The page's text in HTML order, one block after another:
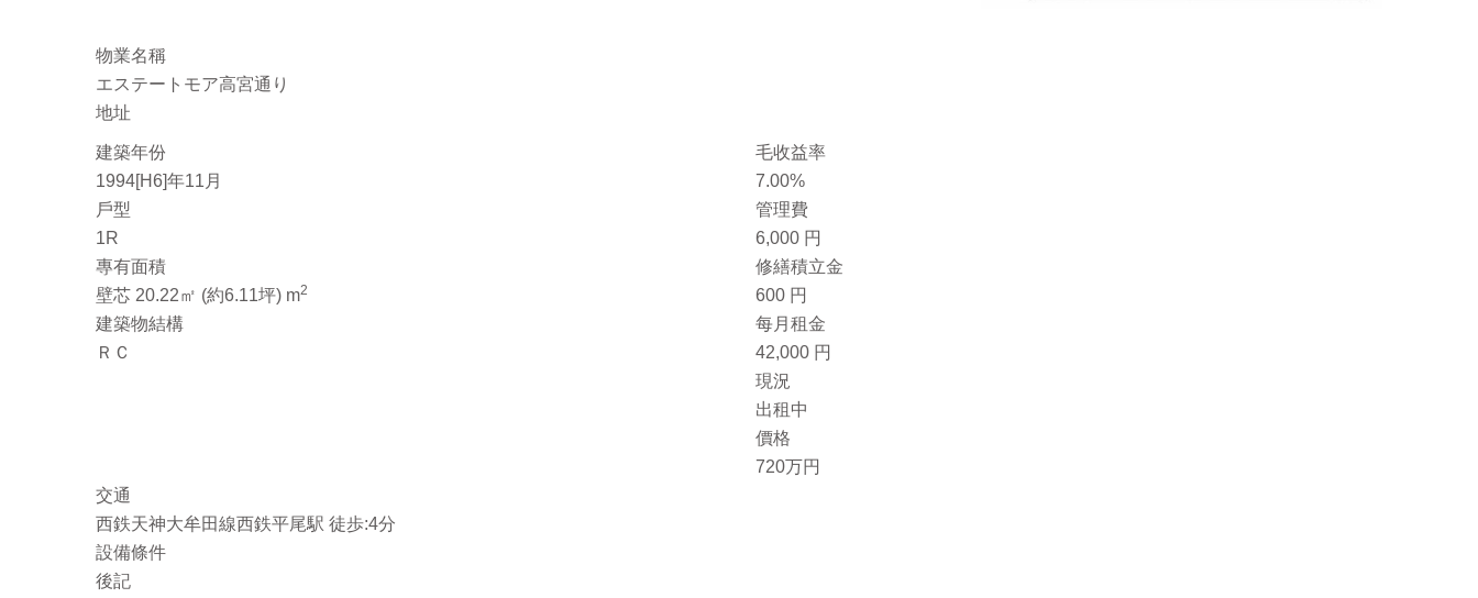
物業名稱
エステートモア高宮通り
地址
建築年份
1994[H6]年11月
戶型
1R
專有面積
壁芯 20.22㎡ (約6.11坪) m2
建築物結構
ＲＣ
毛收益率
7.00%
管理費
6,000 円
修繕積立金
600 円
每月 租金
42,000 円
現況
出租中
價格
720万円
交通
西鉄天神大牟田線西鉄平尾駅 徒歩:4分
設備條件
後記